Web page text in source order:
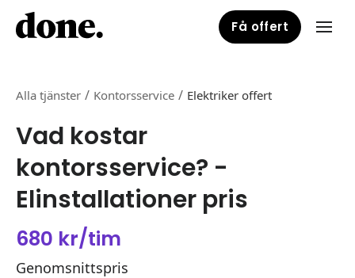
Få offert
Alla tjänster / Kontorsservice / Elektriker offert
Vad kostar
kontorsservice? -
Elinstallationer pris
680 kr/tim
Genomsnittspris